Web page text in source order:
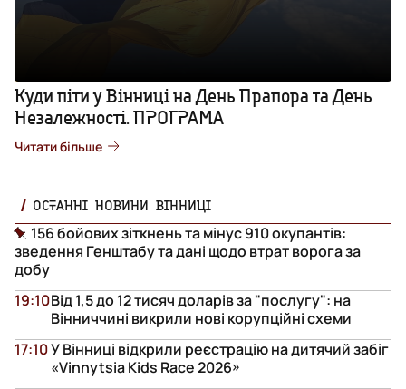
Куди піти у Вінниці на День Прапора та День
Незалежності. ПРОГРАМА
Читати більше
ОСТАННІ НОВИНИ ВІННИЦІ
156 бойових зіткнень та мінус 910 окупантів:
зведення Генштабу та дані щодо втрат ворога за
добу
Від 1,5 до 12 тисяч доларів за "послугу": на
Вінниччині викрили нові корупційні схеми
19:10
У Вінниці відкрили реєстрацію на дитячий забіг
«Vinnytsia Kids Race 2026»
17:10